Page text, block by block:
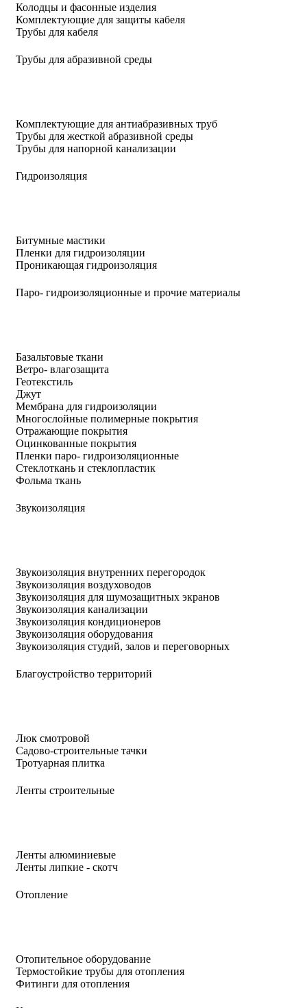
Колодцы и фасонные изделия
Комплектующие для защиты кабеля
Трубы для кабеля
Трубы для абразивной среды
Комплектующие для антиабразивных труб
Трубы для жесткой абразивной среды
Трубы для напорной канализации
Гидроизоляция
Битумные мастики
Пленки для гидроизоляции
Проникающая гидроизоляция
Паро- гидроизоляционные и прочие материалы
Базальтовые ткани
Ветро- влагозащита
Геотекстиль
Джут
Мембрана для гидроизоляции
Многослойные полимерные покрытия
Отражающие покрытия
Оцинкованные покрытия
Пленки паро- гидроизоляционные
Стеклоткань и стеклопластик
Фольма ткань
Звукоизоляция
Звукоизоляция внутренних перегородок
Звукоизоляция воздуховодов
Звукоизоляция для шумозащитных экранов
Звукоизоляция канализации
Звукоизоляция кондиционеров
Звукоизоляция оборудования
Звукоизоляция студий, залов и переговорных
Благоустройство территорий
Люк смотровой
Садово-строительные тачки
Тротуарная плитка
Ленты строительные
Ленты алюминиевые
Ленты липкие - скотч
Отопление
Отопительное оборудование
Термостойкие трубы для отопления
Фитинги для отопления